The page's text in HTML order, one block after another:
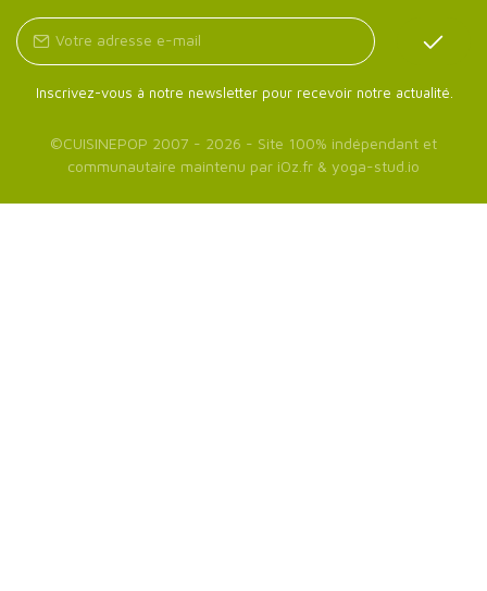
Inscrivez-vous à notre newsletter pour recevoir notre actualité.
©CUISINEPOP 2007 - 2026 - Site 100% indépendant et
communautaire maintenu par iOz.fr & yoga-stud.io